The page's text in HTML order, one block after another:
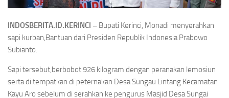
INDOSBERITA.ID.KERINCI – Bupati Kerinci, Monadi menyerahkan
sapi kurban,Bantuan dari Presiden Republik Indonesia Prabowo
Subianto.
Sapi tersebut,berbobot 926 kilogram dengan peranakan lemosiun
serta di tempatkan di peternakan Desa Sungau Lintang Kecamatan
Kayu Aro sebelum di serahkan ke pengurus Masjid Desa Sungai